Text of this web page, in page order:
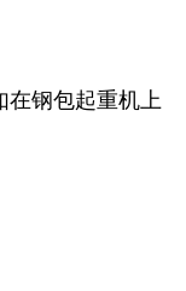
在钢包起重机上